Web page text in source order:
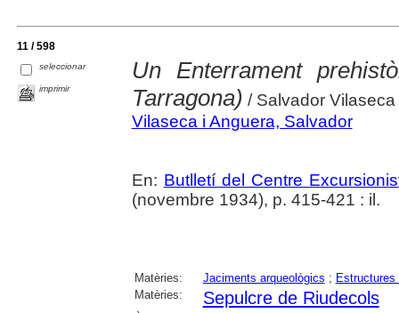
11 / 598
seleccionar
imprimir
Un Enterrament
Tarragona) / Salvador Vilaseca
Vilaseca i Anguera, Salvador
En: Butlletí del Centre
(novembre 1934), p. 415-421 : il.
Matèries: Jaciments arqueològics ; Estructures
Matèries:
Sepulcre de Riudecols